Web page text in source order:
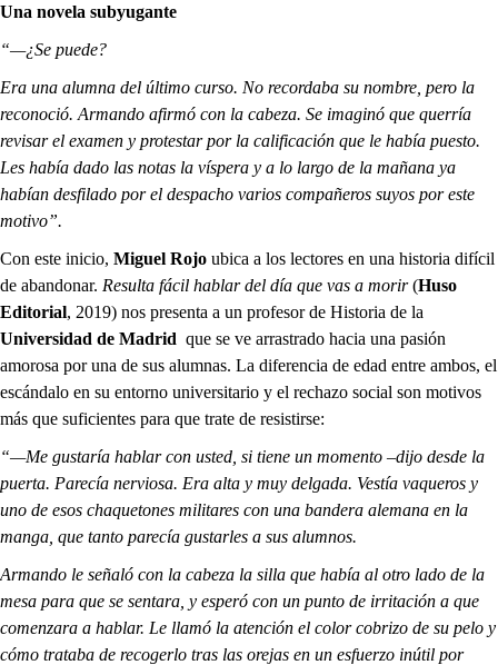
Una novela subyugante
“—¿Se puede?
Era una alumna del último curso. No recordaba su nombre, pero la
reconoció. Armando afirmó con la cabeza. Se imaginó que querría
revisar el examen y protestar por la calificación que le había puesto.
Les había dado las notas la víspera y a lo largo de la mañana ya
habían desfilado por el despacho varios compañeros suyos por este
motivo”.
Con este inicio, Miguel Rojo ubica a los lectores en una historia difícil
de abandonar. Resulta fácil hablar del día que vas a morir(Huso
Editorial, 2019) nos presenta a un profesor de Historia de la
Universidad de Madrid que se ve arrastrado hacia una pasión
amorosa por una de sus alumnas. La diferencia de edad entre ambos, el
escándalo en su entorno universitario y el rechazo social son motivos
más que suficientes para que trate de resistirse:
“—Me gustaría hablar con usted, si tiene un momento –dijo desde la
puerta. Parecía nerviosa. Era alta y muy delgada. Vestía vaqueros y
uno de esos chaquetones militares con una bandera alemana en la
manga, que tanto parecía gustarles a sus alumnos.
Armando le señaló con la cabeza la silla que había al otro lado de la
mesa para que se sentara, y esperó con un punto de irritación a que
comenzara a hablar. Le llamó la atención el color cobrizo de su pelo y
cómo trataba de recogerlo tras las orejas en un esfuerzo inútil por